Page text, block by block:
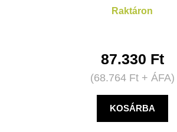
Raktáron
87.330 Ft
(68.764 Ft+ ÁFA)
KOSÁRBA